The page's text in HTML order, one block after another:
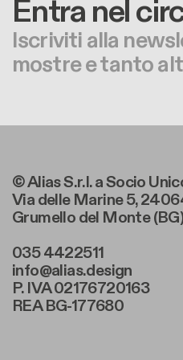
Entra nel
Iscriviti alla
mostre e tanto
© Alias S.r.l. a Socio
Via delle Marine 5,
Grumello del Monte
035 4422511
info@alias.design
P. IVA 02176720163
REA BG-177680